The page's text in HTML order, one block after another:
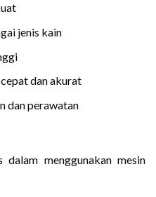
jenis kain
dan akurat
dan perawatan
menggunakan mesin